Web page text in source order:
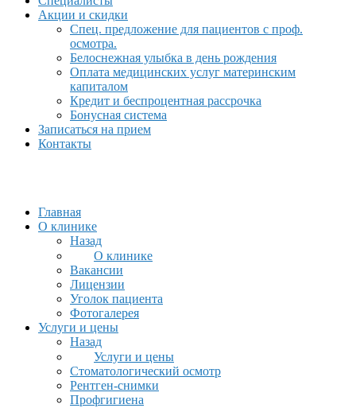
Акции и скидки
Спец. предложение для пациентов с проф.
осмотра.
Белоснежная улыбка в день рождения
Оплата медицинских услуг материнским
капиталом
Кредит и беспроцентная рассрочка
Бонусная система
Записаться на прием
Контакты
Главная
О клинике
Назад
О клинике
Вакансии
Лицензии
Уголок пациента
Фотогалерея
Услуги и цены
Назад
Услуги и цены
Стоматологический осмотр
Рентген-снимки
Профгигиена